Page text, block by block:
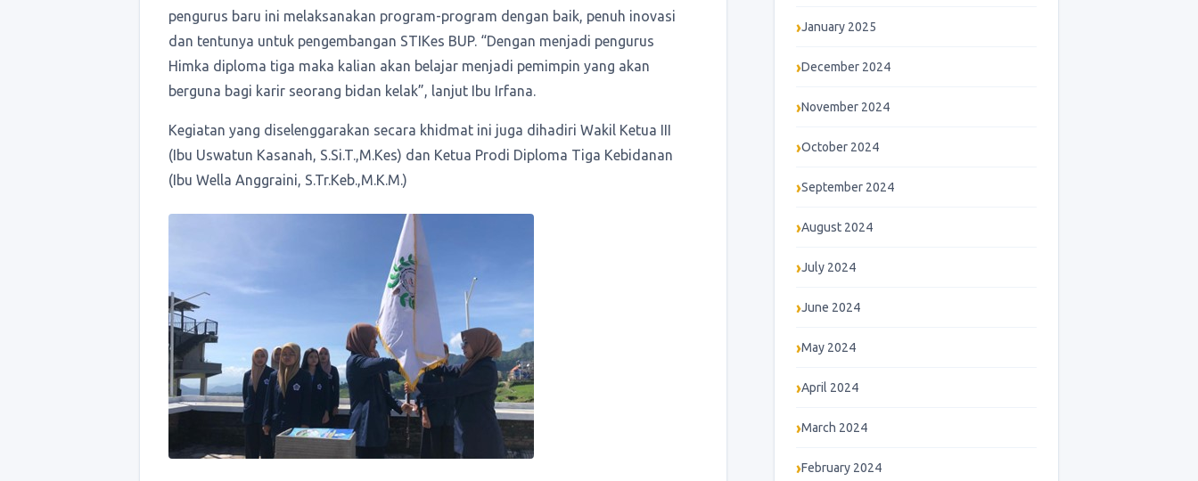
pengurus baru ini melaksanakan program-program dengan baik, penuh inovasi
dan tentunya untuk pengembangan STIKes BUP. “Dengan menjadi pengurus
Himka diploma tiga maka kalian akan belajar menjadi pemimpin yang akan
berguna bagi karir seorang bidan kelak”, lanjut Ibu Irfana.
Kegiatan yang diselenggarakan secara khidmat ini juga dihadiri Wakil Ketua III
(Ibu Uswatun Kasanah, S.Si.T.,M.Kes) dan Ketua Prodi Diploma Tiga Kebidanan
(Ibu Wella Anggraini, S.Tr.Keb.,M.K.M.)
January 2025
December 2024
November 2024
October 2024
September 2024
August 2024
July 2024
June 2024
May 2024
April 2024
March 2024
February 2024